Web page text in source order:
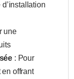
une
: Pour
offrant